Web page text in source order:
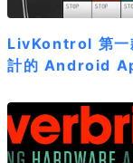
LivKontrol 第一
計的 Android